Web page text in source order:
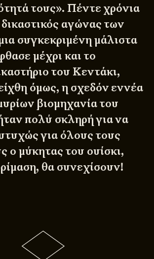
τους». Πέντε χρόνια
αγώνας των
συγκεκριμένη μάλιστα
μέχρι και το
του Κεντάκι,
όμως, η σχεδόν εννέα
βιομηχανία του
πολύ σκληρή για να
για όλους τους
ο μύκητας του ουίσκι,
θα συνεχίσουν!